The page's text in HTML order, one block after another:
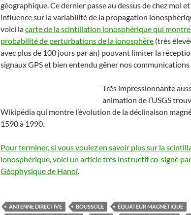
géographique. Ce dernier passe au dessus de chez moi
influence sur la variabilité de la propagation
voici lacarte de la scintillation ionosphérique qui
probabilité de perturbations de la ionosphère (très
avec plus de 100 jours par an) pouvant limiter la
signaux GPS et bien entendu gêner nos communications
Très impressionnante
animation de l’USGS
Wikipédia qui montre l’évolution de la déclinaison
1590 à 1990.
Pour terminer, si vous voulez en savoir plus sur la
ionosphérique, voici un article très instructif co-signé
Géophysique de Hanoï.
ANTENNE DIRECTIVE BOUSSOLE
ÉQUATEUR MAGNÉTIQUE